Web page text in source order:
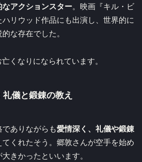
なアクションスター。映画『キル・ビ
リウッド作品にも出演し、世界的に
な存在でした。​
くなりになられています。​
儀と鍛錬の教え
ありながらも愛情深く、礼儀や鍛錬
てくれたそう。郷敦さんが空手を始め
きかったといいます。​